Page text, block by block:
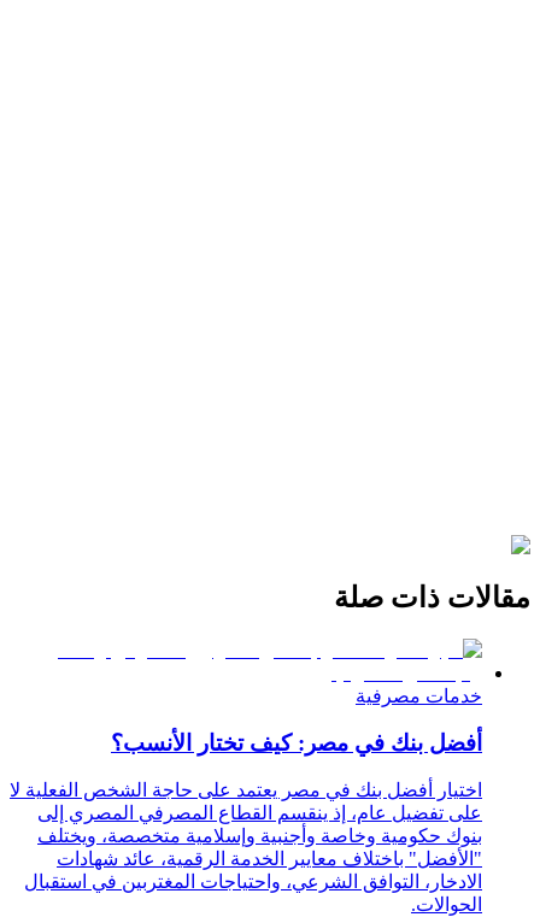
مقالات ذات صلة
خدمات مصرفية
أفضل بنك في مصر: كيف تختار الأنسب؟
اختيار أفضل بنك في مصر يعتمد على حاجة الشخص الفعلية لا
على تفضيل عام، إذ ينقسم القطاع المصرفي المصري إلى
بنوك حكومية وخاصة وأجنبية وإسلامية متخصصة، ويختلف
"الأفضل" باختلاف معايير الخدمة الرقمية، عائد شهادات
الادخار، التوافق الشرعي، واحتياجات المغتربين في استقبال
الحوالات.